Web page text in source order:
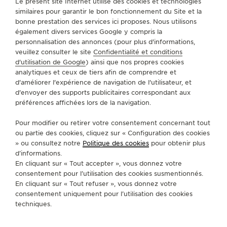
LE VIRTUOSE DU SON
L’ODYSSÉE SIDÉRALE
LE PIONNIER DE LA PRÉCISION
VOIR LES ÉVÉNEMENTS
TROUVER UNE BOUTIQUETOUS LES MAGASINS
AMÉRIQUE DU NORDANTILLES NÉERLANDAISES WILLEMSTAD
SUIVEZ-NOUS
S'INSCRIRE À LA NEWSLETTER
A PROPOS DE NOUS
SERVICES
CONTACT
similaires pour garantir le bon fonctionnement du Site et la
bonne prestation des services ici proposes. Nous utilisons
également divers services Google y compris la
personnalisation des annonces (pour plus d'informations,
veuillez consulter le site Confidentialité et conditions
d'utilisation de Google) ainsi que nos propres cookies
analytiques et ceux de tiers afin de comprendre et
d'améliorer l'expérience de navigation de l'utilisateur, et
d'envoyer des supports publicitaires correspondant aux
préférences affichées lors de la navigation.
Pour modifier ou retirer votre consentement concernant tout
ou partie des cookies, cliquez sur « Configuration des cookies
» ou consultez notre Politique des cookies pour obtenir plus
d’informations.
En cliquant sur « Tout accepter », vous donnez votre
consentement pour l’utilisation des cookies susmentionnés.
En cliquant sur « Tout refuser », vous donnez votre
consentement uniquement pour l’utilisation des cookies
techniques.